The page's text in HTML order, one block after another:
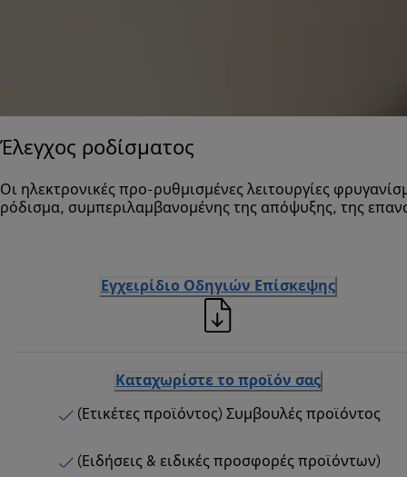
Έλεγχος ροδίσματος
Οι ηλεκτρονικές προ-ρυθμισμένες λειτουργίες
ρόδισμα, συμπεριλαμβανομένης της απόψυξης, της
Εγχειρίδιο Οδηγιών Επίσκεψης
Καταχωρίστε το προϊόν σας
(Ετικέτες προϊόντος) Συμβουλές προϊόντος
(Ειδήσεις & ειδικές προσφορές προϊόντων)